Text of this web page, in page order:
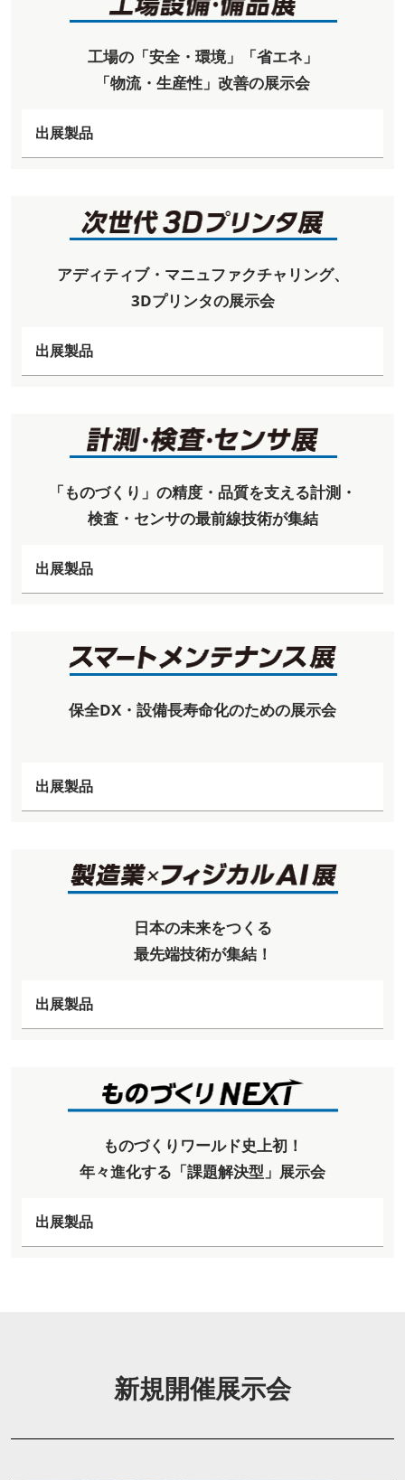
工場の「安全・環境」「省エネ」
「物流・生産性」改善の展示会
出展製品
アディティブ・マニュファクチャリング、
3Dプリンタの展示会
出展製品
「ものづくり」の精度・品質を支える計測・
検査・センサの最前線技術が集結
出展製品
保全DX・設備長寿命化のための展示会
出展製品
日本の未来をつくる
最先端技術が集結！
出展製品
ものづくりワールド史上初！
年々進化する「課題解決型」展示会
出展製品
新規開催展示会